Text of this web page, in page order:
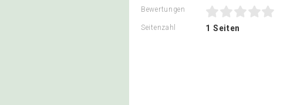
Bewertungen
Seitenzahl 1 Seiten